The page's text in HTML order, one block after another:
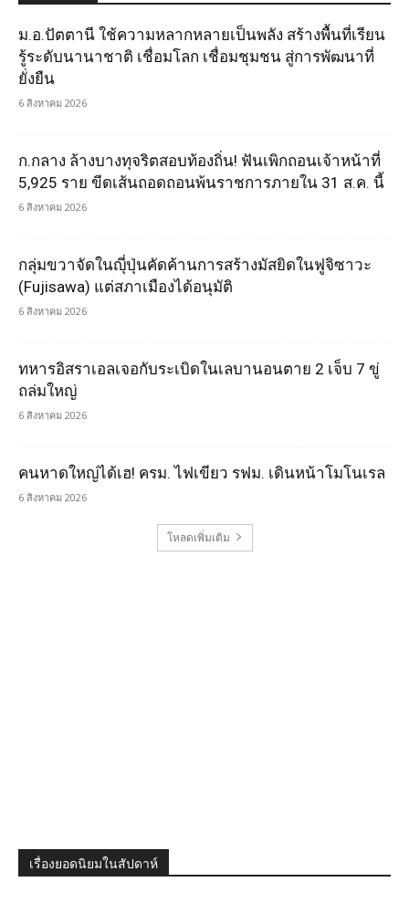
ม.อ.ปัตตานี ใช้ความหลากหลายเป็นพลัง สร้างพื้นที่เรียน
รู้ระดับนานาชาติ เชื่อมโลก เชื่อมชุมชน สู่การพัฒนาที่
ยั่งยืน
6 สิงหาคม 2026
ก.กลาง ล้างบางทุจริตสอบท้องถิ่น! ฟันเพิกถอนเจ้าหน้าที่
5,925 ราย ขีดเส้นถอดถอนพ้นราชการภายใน 31 ส.ค. นี้
6 สิงหาคม 2026
กลุ่มขวาจัดในญุี่ปุ่นคัดค้านการสร้างมัสยิดในฟูจิซาวะ
(Fujisawa) แต่สภาเมืองได้อนุมัติ
6 สิงหาคม 2026
ทหารอิสราเอลเจอกับระเบิดในเลบานอนตาย 2 เจ็บ 7 ขู่
ถล่มใหญ่
6 สิงหาคม 2026
คนหาดใหญ่ได้เฮ! ครม. ไฟเขียว รฟม. เดินหน้าโมโนเรล
6 สิงหาคม 2026
โหลดเพิ่มเติม
เรื่องยอดนิยมในสัปดาห์